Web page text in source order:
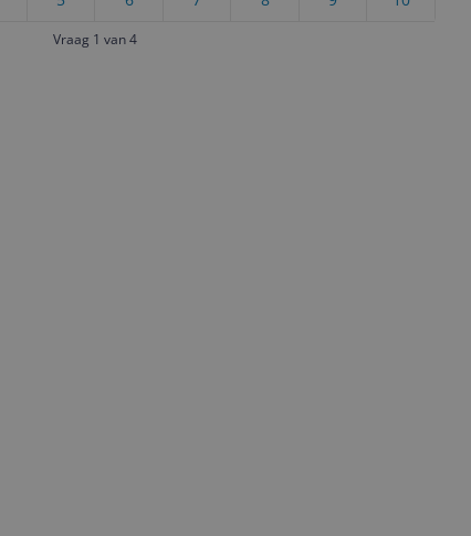
Vraag 1 van 4